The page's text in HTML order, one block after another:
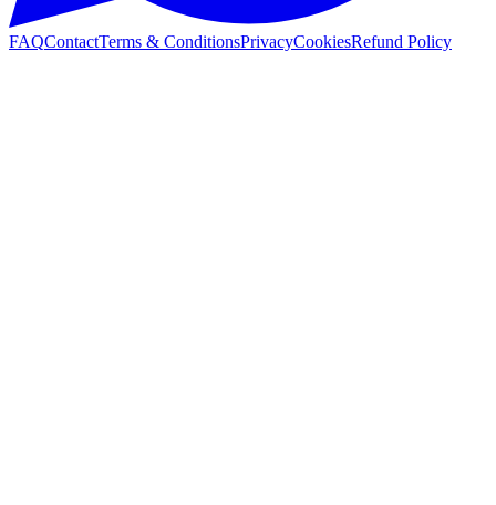
FAQContactTerms & ConditionsPrivacyCookiesRefund Policy